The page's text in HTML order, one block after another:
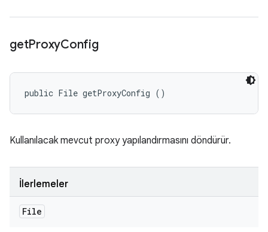
getProxyConfig
public File getProxyConfig ()
Kullanılacak mevcut proxy yapılandırmasını döndürür.
İlerlemeler
File